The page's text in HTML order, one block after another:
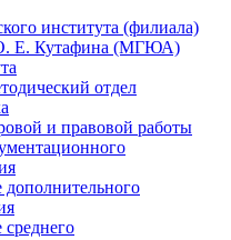
института (филиала)
О. Е. Кутафина (МГЮА)
отдел
и правовой работы
дополнительного